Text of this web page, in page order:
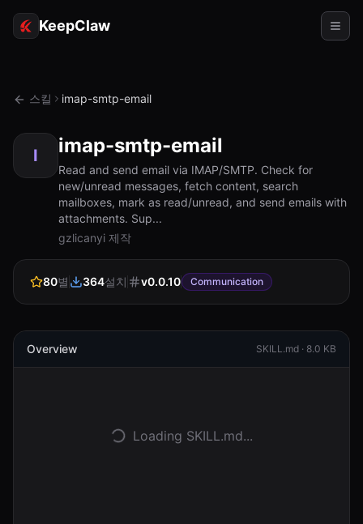
KeepClaw
토큰 액세스
사용 사례
리소스
비교
소개
시작하기
스킬 imap-smtp-email
I imap-smtp-email
Read and send email via IMAP/SMTP. Check for
new/unread messages, fetch content, search
mailboxes, mark as read/unread, and send emails with
attachments. Sup...
gzlicanyi 제작
80별 364설치 v0.0.10 Communication
Overview SKILL.md · 8.0 KB
Loading SKILL.md...